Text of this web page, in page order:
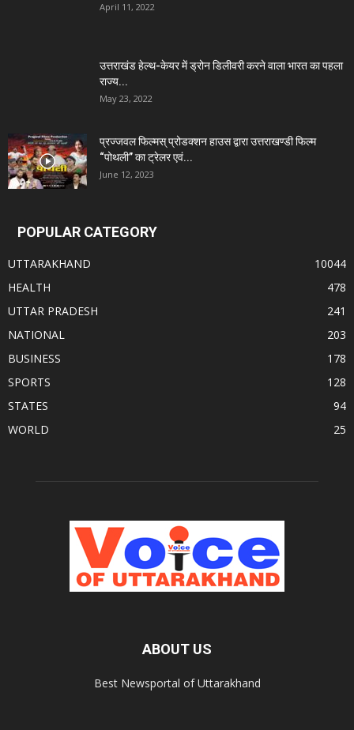
April 11, 2022
उत्तराखंड हेल्थ-केयर में ड्रोन डिलीवरी करने वाला भारत का पहला
राज्य...
May 23, 2022
प्रज्जवल फिल्मस् प्रोडक्शन हाउस द्वारा उत्तराखण्डी फिल्म
“पोथली” का ट्रेलर एवं...
June 12, 2023
POPULAR CATEGORY
UTTARAKHAND
10044
HEALTH
478
UTTAR PRADESH
241
NATIONAL
203
BUSINESS
178
SPORTS
128
STATES
94
WORLD
25
ABOUT US
Best Newsportal of Uttarakhand